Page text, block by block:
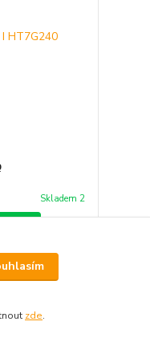
Skladem 2
zde.